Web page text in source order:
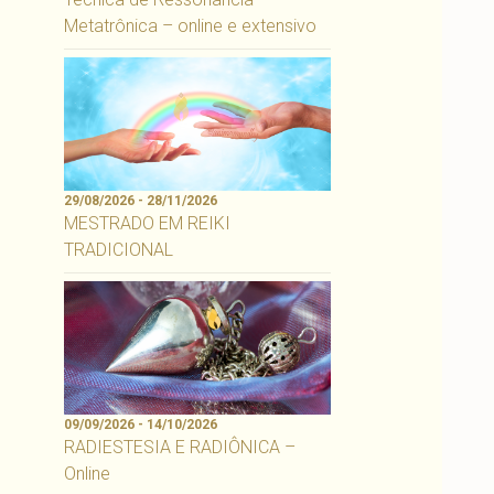
Metatrônica – online e extensivo
29/08/2026 - 28/11/2026
MESTRADO EM REIKI
TRADICIONAL
09/09/2026 - 14/10/2026
RADIESTESIA E RADIÔNICA –
Online